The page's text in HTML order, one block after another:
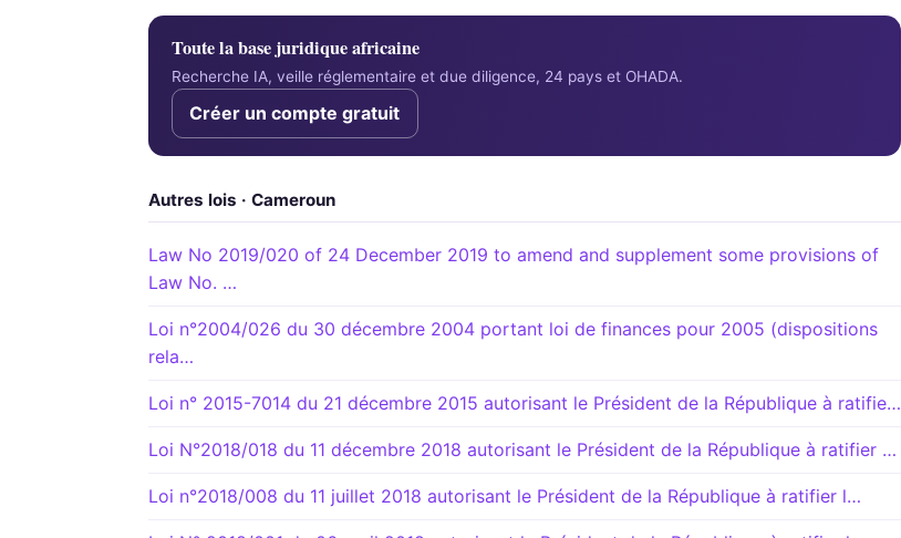
Toute la base juridique africaine
Recherche IA, veille réglementaire et due diligence, 24 pays et OHADA.
Créer un compte gratuit
Autres lois · Cameroun
Law No 2019/020 of 24 December 2019 to amend and supplement some provisions of
Law No. …
Loi n°2004/026 du 30 décembre 2004 portant loi de finances pour 2005 (dispositions
rela…
Loi n° 2015-7014 du 21 décembre 2015 autorisant le Président de la République à ratifie…
Loi N°2018/018 du 11 décembre 2018 autorisant le Président de la République à ratifier …
Loi n°2018/008 du 11 juillet 2018 autorisant le Président de la République à ratifier l…